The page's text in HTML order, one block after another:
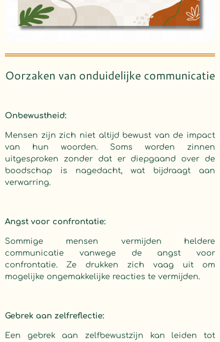
Oorzaken van onduidelijke communicatie
Onbewustheid:
Mensen zijn zich niet altijd bewust van de impact
van hun woorden. Soms worden zinnen
uitgesproken zonder dat er diepgaand over de
boodschap is nagedacht, wat bijdraagt aan
verwarring.
Angst voor confrontatie:
Sommige mensen vermijden heldere
communicatie vanwege de angst voor
confrontatie. Ze drukken zich vaag uit om
mogelijke ongemakkelijke reacties te vermijden.
Gebrek aan zelfreflectie:
Een gebrek aan zelfbewustzijn kan leiden tot